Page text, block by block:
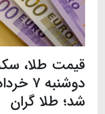
قیمت طلا،
شد؛ طلا گران